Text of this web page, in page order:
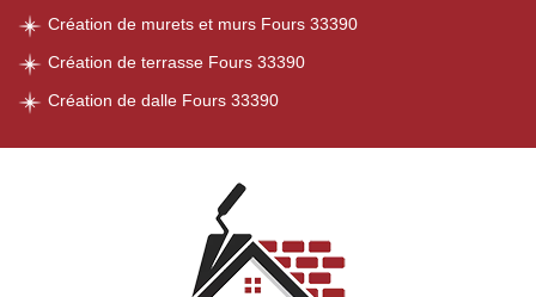
Création de murets et murs Fours 33390
Création de terrasse Fours 33390
Création de dalle Fours 33390